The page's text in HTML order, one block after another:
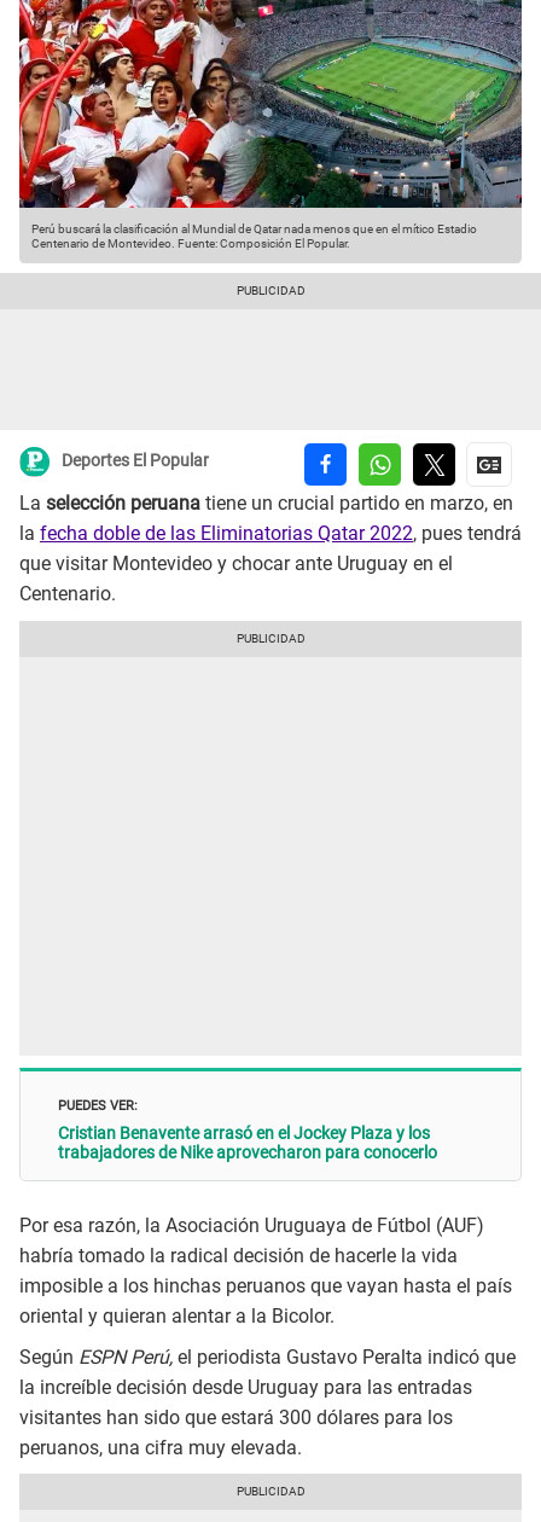
Perú buscará la clasificación al Mundial de Qatar nada menos que en el mítico Estadio
Centenario de Montevideo. Fuente: Composición El Popular.
Deportes El Popular
La selección peruana tiene un crucial partido en marzo, en
la fecha doble de las Eliminatorias Qatar 2022, pues tendrá
que visitar Montevideo y chocar ante Uruguay en el
Centenario.
PUEDES VER:
Cristian Benavente arrasó en el Jockey Plaza y los
trabajadores de Nike aprovecharon para conocerlo
Por esa razón, la Asociación Uruguaya de Fútbol (AUF)
habría tomado la radical decisión de hacerle la vida
imposible a los hinchas peruanos que vayan hasta el país
oriental y quieran alentar a la Bicolor.
Según ESPN Perú, el periodista Gustavo Peralta indicó que
la increíble decisión desde Uruguay para las entradas
visitantes han sido que estará 300 dólares para los
peruanos, una cifra muy elevada.